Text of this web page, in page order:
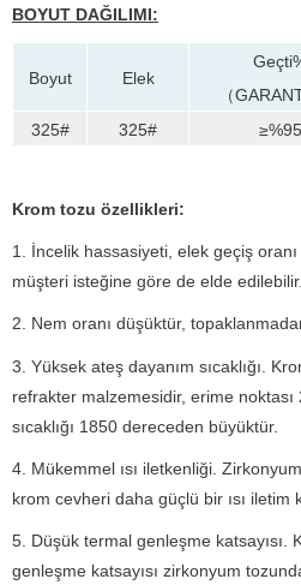
BOYUT DAĞILIMI:
Boyut Elek
（
325#
325# ≥%95
Krom tozu özellikleri:
1. İncelik hassasiyeti, elek geçiş oranı
müşteri isteğine göre de elde edilebilir.
2. Nem oranı düşüktür,
3. Yüksek ateş dayanım sıcaklığı.
refrakter malzemesidir, erime
sıcaklığı 1850 dereceden büyüktür.
4. Mükemmel ısı iletkenliği. Zirkonyum
krom cevheri daha güçlü bir ısı iletim
5. Düşük termal genleşme katsayısı.
genleşme katsayısı zirkonyum